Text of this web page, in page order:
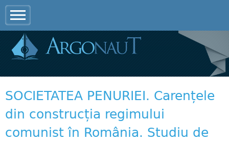
SOCIETATEA PENURIEI. Carențele
din construcția regimului
comunist în România. Studiu de